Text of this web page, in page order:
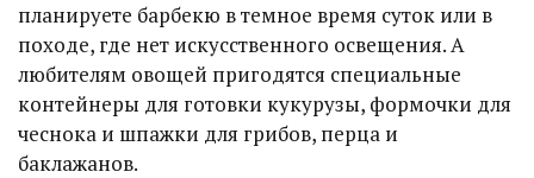
планируете барбекю в темное время суток или в
походе, где нет искусственного освещения. А
любителям овощей пригодятся специальные
контейнеры для готовки кукурузы, формочки для
чеснока и шпажки для грибов, перца и
баклажанов.